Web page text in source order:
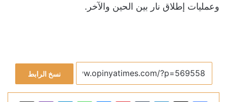
وعمليات إطلاق نار بين الحين والآخر.
نسخ الرابط